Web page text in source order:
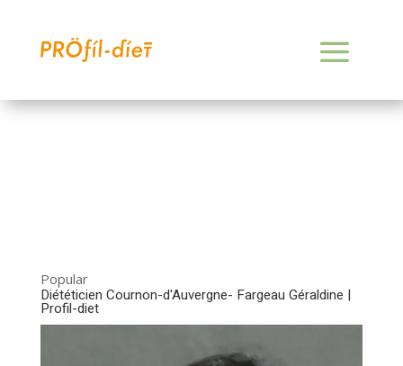
Popular
Diététicien Cournon-d'Auvergne- Fargeau Géraldine |
Profil-diet